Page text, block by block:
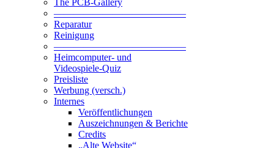
—————————————–
Reparatur
Reinigung
—————————————–
Heimcomputer- und
Videospiele-Quiz
Preisliste
Werbung (versch.)
Internes
Veröffentlichungen
Auszeichnungen & Berichte
Credits
„Alte Website“